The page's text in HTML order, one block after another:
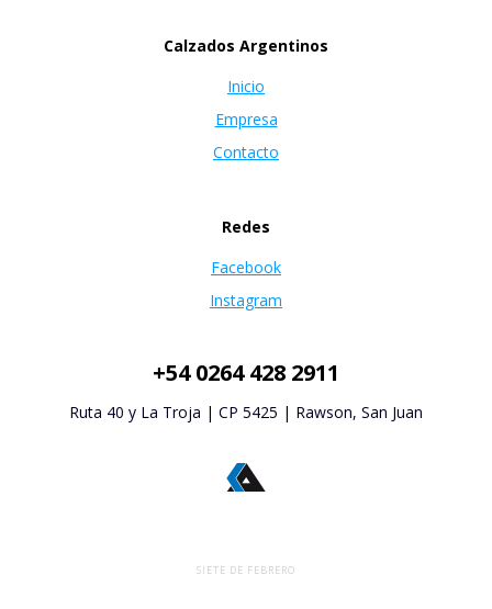
Calzados Argentinos
Inicio
Empresa
Contacto
Redes
Facebook
Instagram
+54 0264 428 2911
Ruta 40 y La Troja | CP 5425 | Rawson, San Juan
SIETE DE FEBRERO